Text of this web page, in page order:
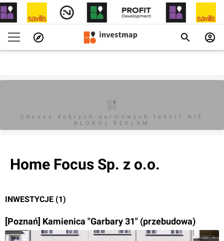
Chcesz dobrych darmowych teści? NIE
BLOKUJ REKLAM
Home Focus Sp. z o.o.
INWESTYCJE (1)
[Poznań] Kamienica "Garbary 31" (przebudowa)